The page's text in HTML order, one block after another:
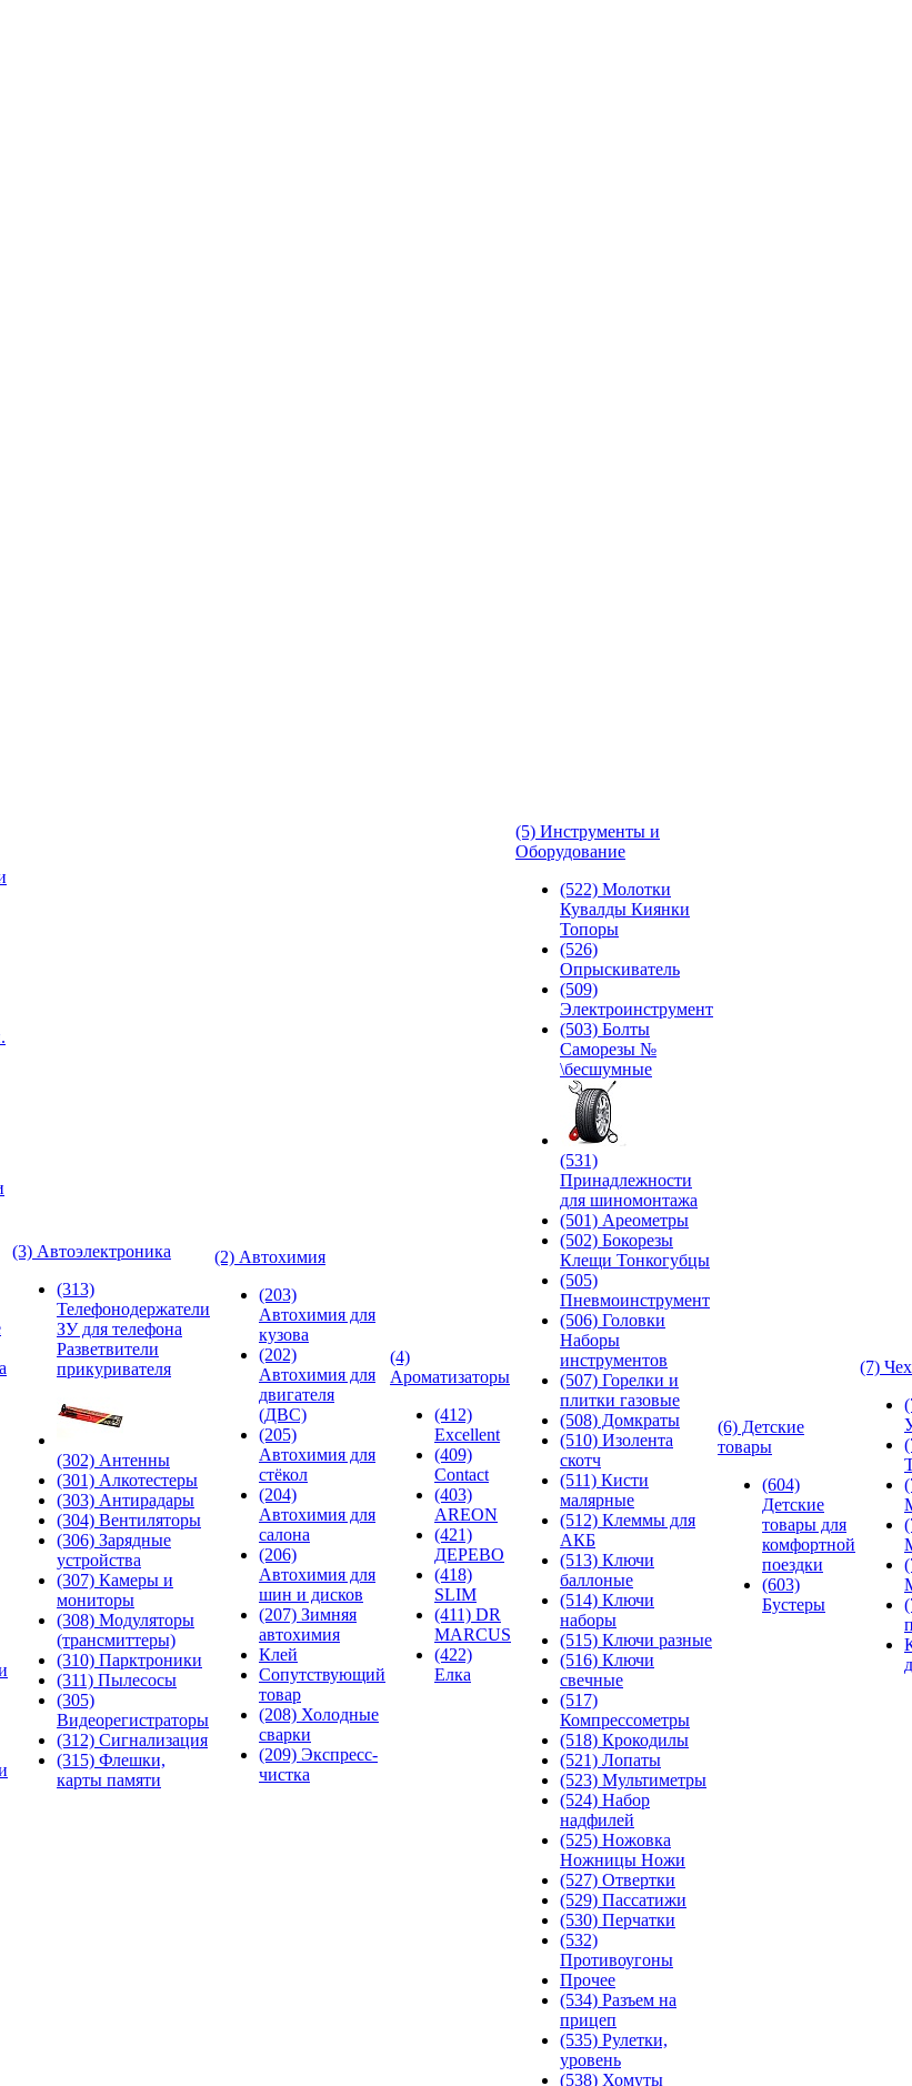
(3) Автоэлектроника
(313)
Телефонодержатели
ЗУ для телефона
Разветвители
прикуривателя
(302) Антенны
(301) Алкотестеры
(303) Антирадары
(304) Вентиляторы
(306) Зарядные
устройства
(307) Камеры и
мониторы
(308) Модуляторы
(трансмиттеры)
(310) Парктроники
(311) Пылесосы
(305)
Видеорегистраторы
(312) Сигнализация
(315) Флешки,
карты памяти
(2) Автохимия
(203)
Автохимия для
кузова
(202)
Автохимия для
двигателя
(ДВС)
(205)
Автохимия для
стёкол
(204)
Автохимия для
салона
(206)
Автохимия для
шин и дисков
(207) Зимняя
автохимия
Клей
Сопутствующий
товар
(208) Холодные
сварки
(209) Экспреcс-
чистка
(4)
Ароматизаторы
(412)
Excellent
(409)
Contact
(403)
AREON
(421)
ДЕРЕВО
(418)
SLIM
(411) DR
MARCUS
(422)
Елка
(5) Инструменты и
Оборудование
(522) Молотки
Кувалды Киянки
Топоры
(526)
Опрыскиватель
(509)
Электроинструмент
(503) Болты
Саморезы №
\бесшумные
(531)
Принадлежности
для шиномонтажа
(501) Ареометры
(502) Бокорезы
Клещи Тонкогубцы
(505)
Пневмоинструмент
(506) Головки
Наборы
инструментов
(507) Горелки и
плитки газовые
(508) Домкраты
(510) Изолента
скотч
(511) Кисти
малярные
(512) Клеммы для
АКБ
(513) Ключи
баллоные
(514) Ключи
наборы
(515) Ключи разные
(516) Ключи
свечные
(517)
Компрессометры
(518) Крокодилы
(521) Лопаты
(523) Мультиметры
(524) Набор
надфилей
(525) Ножовка
Ножницы Ножи
(527) Отвертки
(529) Пассатижи
(530) Перчатки
(532)
Противоугоны
Прочее
(534) Разъем на
прицеп
(535) Рулетки,
уровень
(538) Хомуты
(6) Детские
товары
(604)
Детские
товары для
комфортной
поездки
(603)
Бустеры
(7)